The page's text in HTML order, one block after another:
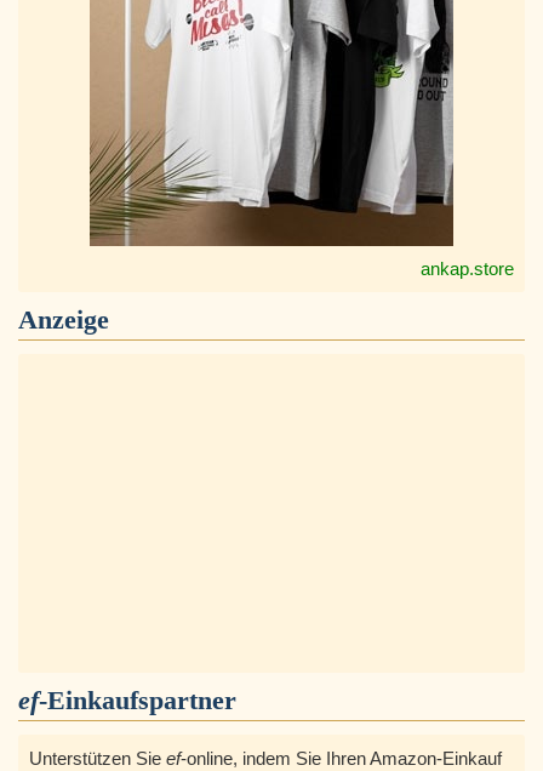
ankap.store
Anzeige
ef-Einkaufspartner
Unterstützen Sie ef-online, indem Sie Ihren Amazon-Einkauf